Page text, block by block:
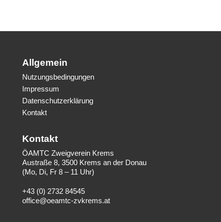
Allgemein
Nutzungsbedingungen
Impressum
Datenschutzerklärung
Kontakt
Kontakt
ÖAMTC Zweigverein Krems
Austraße 8, 3500 Krems an der Donau
(Mo, Di, Fr 8 – 11 Uhr)
+43 (0) 2732 84545
office@oeamtc-zvkrems.at